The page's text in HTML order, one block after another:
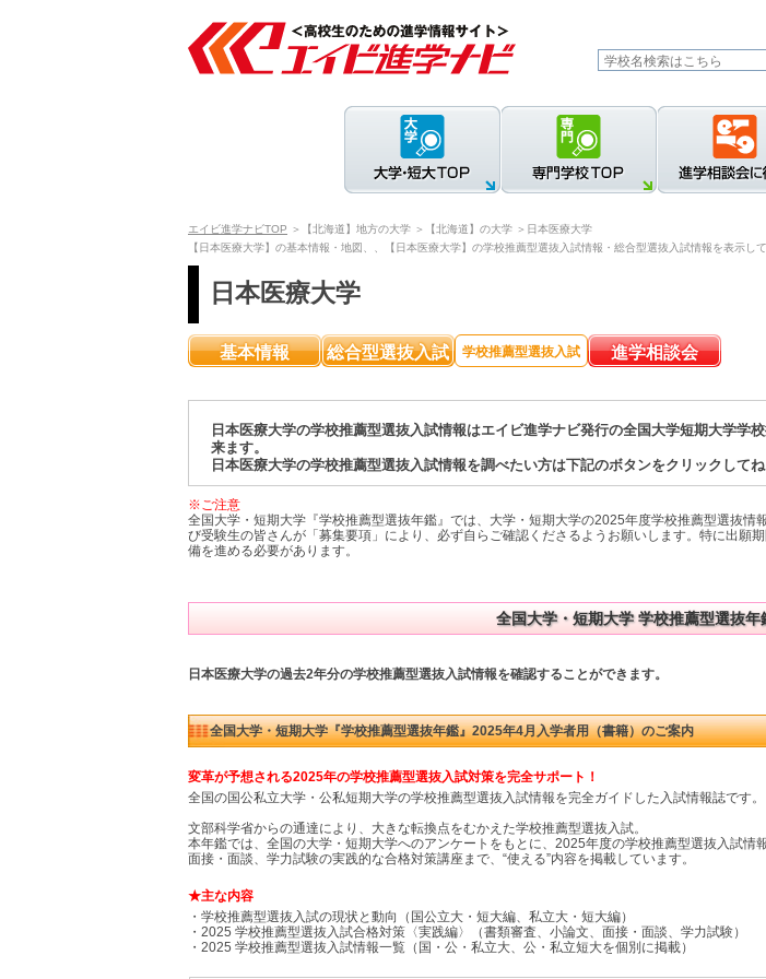
資料請求カゴを見る
新規登録
エイビ進学ナビTOP ＞【北海道】地方の大学 ＞【北海道】の大学 ＞日本医療大学
【日本医療大学】の基本情報・地図、、【日本医療大学】の学校推薦型選抜入試情報・総合型選抜入試情報を表示して
日本医療大学
基本情報 総合型選抜入試 学校推薦型選抜入試 進学相談会
日本医療大学の学校推薦型選抜入試情報はエイビ進学ナビ発行の全国大学短期大学学
来ます。
日本医療大学の学校推薦型選抜入試情報を調べたい方は下記のボタンをクリックしてね
※ご注意
全国大学・短期大学『学校推薦型選抜年鑑』では、大学・短期大学の2025年度学校推薦型選抜
び受験生の皆さんが「募集要項」により、必ず自らご確認くださるようお願いします。特に出
備を進める必要があります。
全国大学・短期大学 学校推薦型選抜年
日本医療大学の過去2年分の学校推薦型選抜入試情報を確認することができます。
全国大学・短期大学『学校推薦型選抜年鑑』2025年4月入学者用（書籍）のご案内
変革が予想される2025年の学校推薦型選抜入試対策を完全サポート！
全国の国公私立大学・公私短期大学の学校推薦型選抜入試情報を完全ガイドした入試情報誌です。
文部科学省からの通達により、大きな転換点をむかえた学校推薦型選抜入試。
本年鑑では、全国の大学・短期大学へのアンケートをもとに、2025年度の学校推薦型選抜入試
面接・面談、学力試験の実践的な合格対策講座まで、“使える”内容を掲載しています。
★主な内容
・学校推薦型選抜入試の現状と動向（国公立大・短大編、私立大・短大編）
・2025 学校推薦型選抜入試合格対策〈実践編〉（書類審査、小論文、面接・面談、学力試験）
・2025 学校推薦型選抜入試情報一覧（国・公・私立大、公・私立短大を個別に掲載）